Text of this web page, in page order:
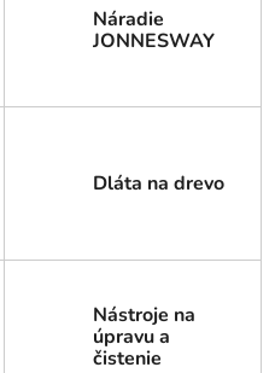
Náradie
JONNESWAY
Dláta na drevo
Nástroje na
úpravu a
čistenie